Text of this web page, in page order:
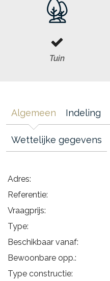
Tuin
Algemeen Indeling
Wettelijke gegevens
Adres:
Referentie:
Vraagprijs:
Type:
Beschikbaar vanaf:
Bewoonbare opp.:
Type constructie: